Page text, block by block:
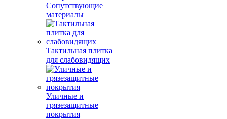
Сопутствующие
материалы
Тактильная плитка
для слабовидящих
Уличные и
грязезащитные
покрытия